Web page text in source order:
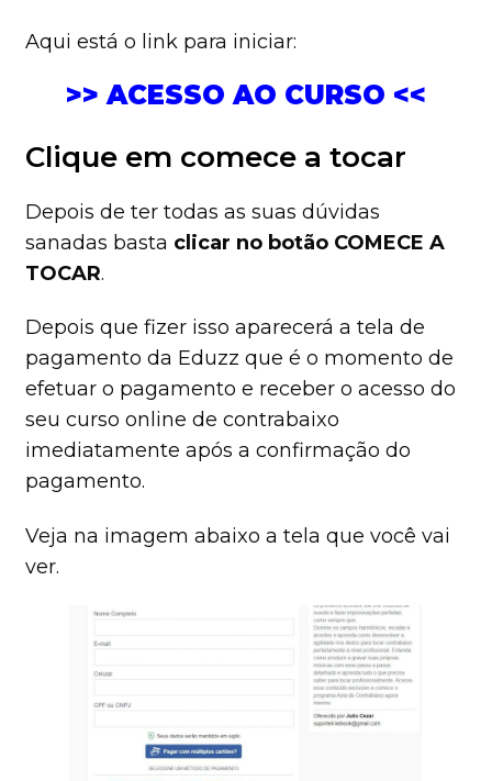
Aqui está o link para iniciar:
>> ACESSO AO CURSO <<
Clique em comece a tocar
Depois de ter todas as suas dúvidas
sanadas basta clicar no botão COMECE A
TOCAR.
Depois que fizer isso aparecerá a tela de
pagamento da Eduzz que é o momento de
efetuar o pagamento e receber o acesso do
seu curso online de contrabaixo
imediatamente após a confirmação do
pagamento.
Veja na imagem abaixo a tela que você vai
ver.